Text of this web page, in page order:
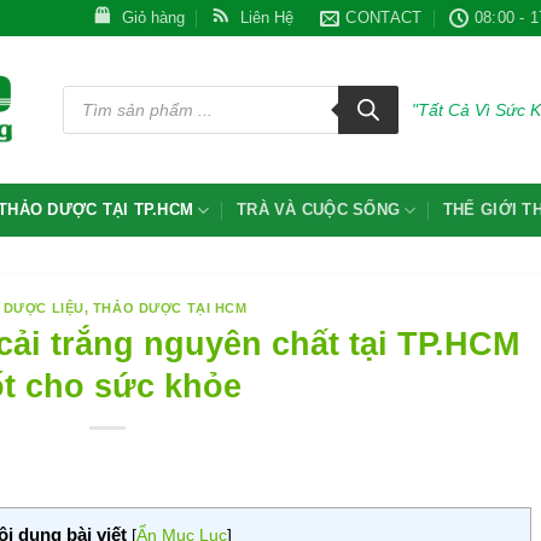
Giỏ hàng Liên Hệ CONTACT 08:00 -
Tìm
kiếm
phẩm
"Tất Cả Vì Sức
DƯỢC TẠI TP.HCM TRÀ VÀ CUỘC SỐNG THẾ GIỚI
DƯỢC LIỆU, THẢO DƯỢC TẠI HCM
trắng nguyên chất tại TP.HCM
cho sức khỏe
dung bài viết [Ẩn Mục Lục]